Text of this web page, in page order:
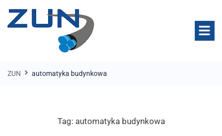
ZUN automatyka budynkowa
Tag: automatyka budynkowa